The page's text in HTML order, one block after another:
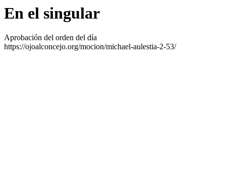
En el singular
Aprobación del orden del día
https://ojoalconcejo.org/mocion/michael-aulestia-2-53/